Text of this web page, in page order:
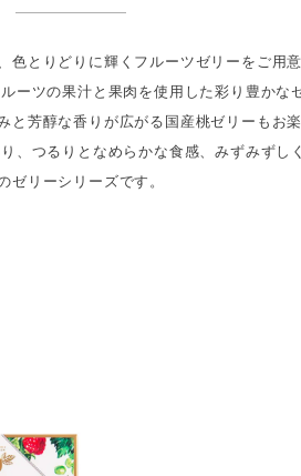
色とりどりに輝くフルーツゼリーをご用
ーツの果汁と果肉を使用した彩り豊かな
と芳醇な香りが広がる国産桃ゼリーもお
、つるりとなめらかな食感、みずみずし
リーシリーズです。